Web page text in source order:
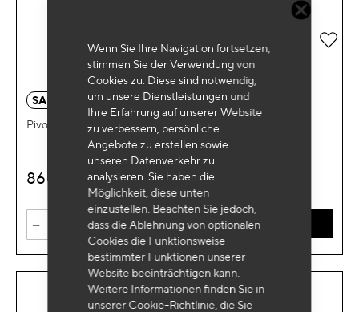
Wenn Sie Ihre Navigation fortsetzen,
stimmen Sie der Verwendung von
Cookies zu. Diese sind notwendig,
um unsere Dienstleistungen und
Ihre Erfahrung auf unserer Website
zu verbessern, persönliche
Angebote zu erstellen sowie
unseren Datenverkehr zu
analysieren. Sie haben die
Möglichkeit, diese unten
einzustellen. Beachten Sie jedoch,
dass die Ablehnung von optionalen
Cookies die Funktionsweise
bestimmter Funktionen unserer
Website beeinträchtigen kann.
Weitere Informationen finden Sie in
unserer Cookie-Richtlinie, die Sie
SA 7063
Pivotantierendes Rad
86
- IN DEN WARENKORB
Zur